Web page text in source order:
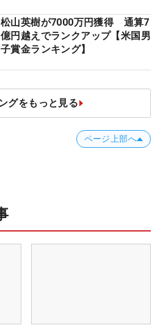
松山英樹が7000万円獲得 通算7
億円越えでランクアップ【米国男
子賞金ランキング】
グをもっと見る
ページ上部へ